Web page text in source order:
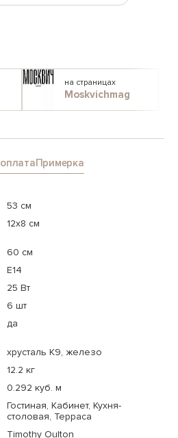
на страницах
Moskvichmag
Примерка
53 см
12x8 см
60 см
E14
25 Вт
6 шт
да
хрусталь K9, железо
12.2 кг
0.292 куб. м
Гостиная, Кабинет, Кухня-
столовая, Терраса
Timothy Oulton